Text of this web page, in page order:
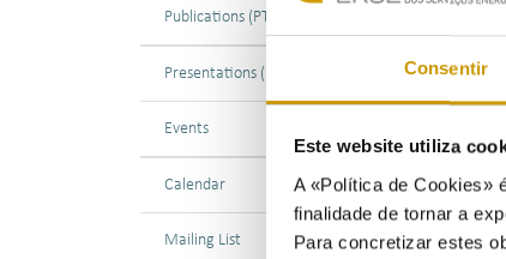
Consentir
Este website utiliza
A «Política de Cookies»
finalidade de tornar a
Para concretizar estes
Publications (PT)
Presentations (PT)
Events
Calendar
Mailing List